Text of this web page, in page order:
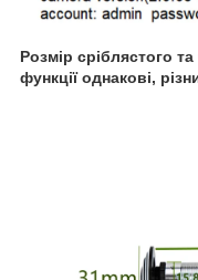
Розмір сріблястого
функції однакові,